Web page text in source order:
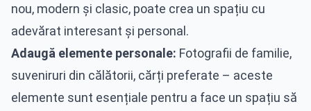
nou, modern și clasic, poate crea un spațiu cu
adevărat interesant și personal.
Adaugă elemente personale: Fotografii de familie,
suveniruri din călătorii, cărți preferate – aceste
elemente sunt esențiale pentru a face un spațiu să